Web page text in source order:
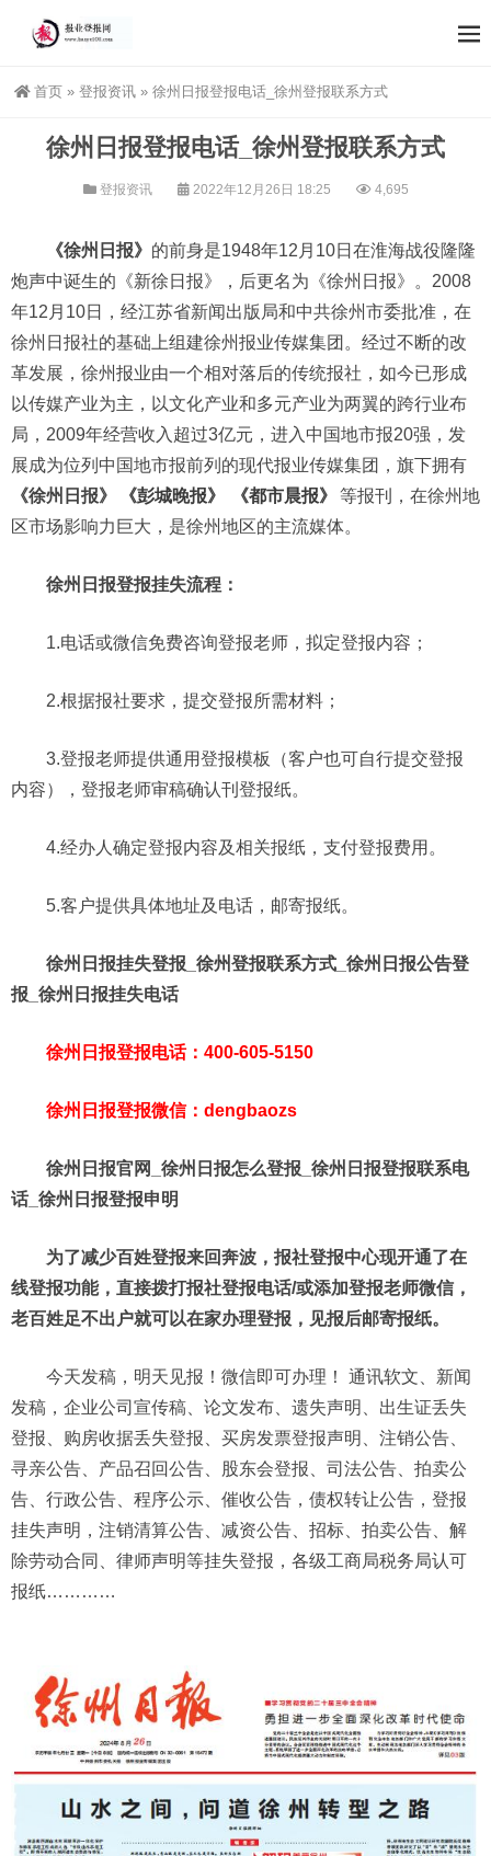
首页 » 登报资讯 » 徐州日报登报电话_徐州登报联系方式
徐州日报登报电话_徐州登报联系方式
登报资讯 2022年12月26日 18:25 4,695
《徐州日报》 的前身是1948年12月10日在淮海战役隆隆
炮声中诞生的《新徐日报》，后更名为《徐州日报》。2008
年12月10日，经江苏省新闻出版局和中共徐州市委批准，在
徐州日报社的基础上组建徐州报业传媒集团。经过不断的改
革发展，徐州报业由一个相对落后的传统报社，如今已形成
以传媒产业为主，以文化产业和多元产业为两翼的跨行业布
局，2009年经营收入超过3亿元，进入中国地市报20强，发
展成为位列中国地市报前列的现代报业传媒集团，旗下拥有
《徐州日报》
《彭城晚报》 《都市晨报》
等报刊，在徐州地
区市场影响力巨大，是徐州地区的主流媒体。
徐州日报登报挂失流程：
1.电话或微信免费咨询登报老师，拟定登报内容；
2.根据报社要求，提交登报所需材料；
3.登报老师提供通用登报模板（客户也可自行提交登报
内容），登报老师审稿确认刊登报纸。
4.经办人确定登报内容及相关报纸，支付登报费用。
5.客户提供具体地址及电话，邮寄报纸。
徐州日报挂失登报_徐州登报联系方式_徐州日报公告登
报_徐州日报挂失电话
徐州日报登报电话：400-605-5150
徐州日报登报微信：dengbaozs
徐州日报官网_徐州日报怎么登报_徐州日报登报联系电
话_徐州日报登报申明
为了减少百姓登报来回奔波，报社登报中心现开通了在
线登报功能，直接拨打报社登报电话/或添加登报老师微信，
老百姓足不出户就可以在家办理登报，见报后邮寄报纸。
今天发稿，明天见报！微信即可办理！ 通讯软文、新闻
发稿，企业公司宣传稿、论文发布、遗失声明、出生证丢失
登报、购房收据丢失登报、买房发票登报声明、注销公告、
寻亲公告、产品召回公告、股东会登报、司法公告、拍卖公
告、行政公告、程序公示、催收公告，债权转让公告，登报
挂失声明，注销清算公告、减资公告、招标、拍卖公告、解
除劳动合同、律师声明等挂失登报，各级工商局税务局认可
报纸…………